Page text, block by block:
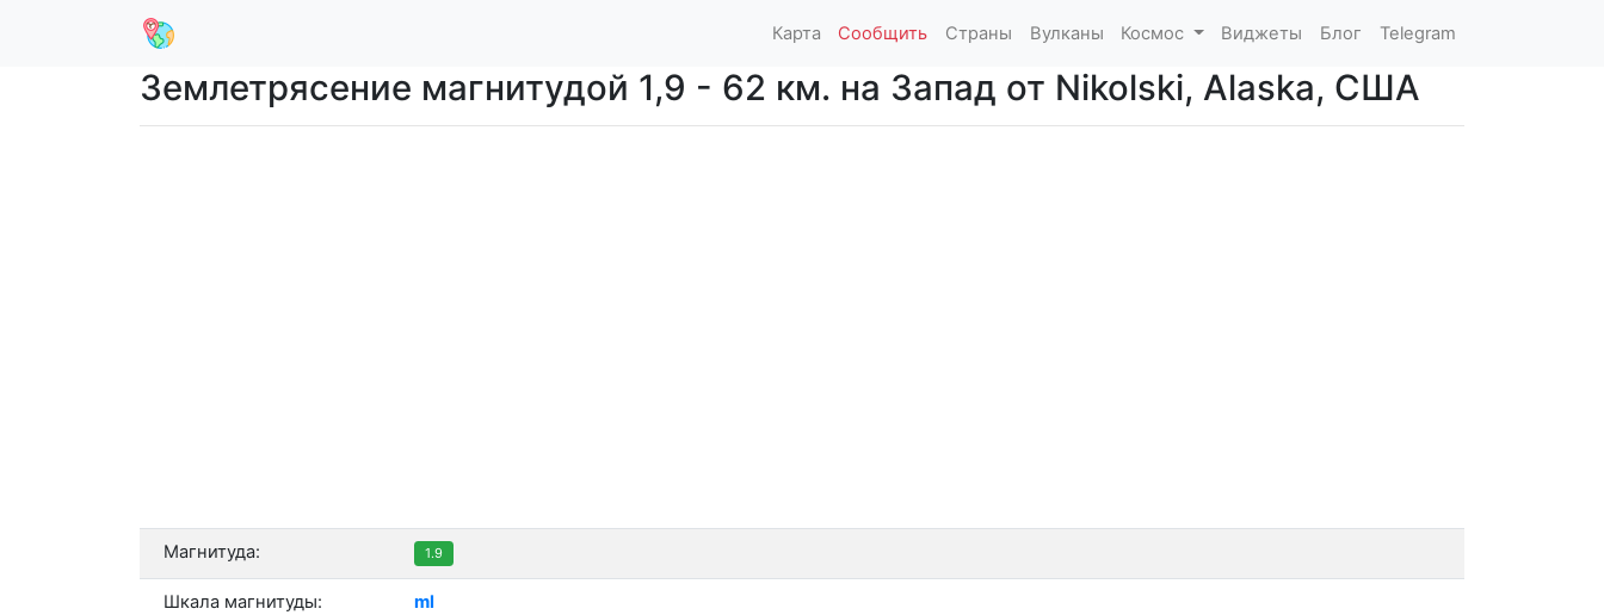
Карта Сообщить Страны Вулканы Космос Виджеты Блог Telegram
Землетрясение магнитудой 1,9 - 62 км. на Запад от Nikolski, Alaska, США
Магнитуда: 1.9
Шкала магнитуды: ml